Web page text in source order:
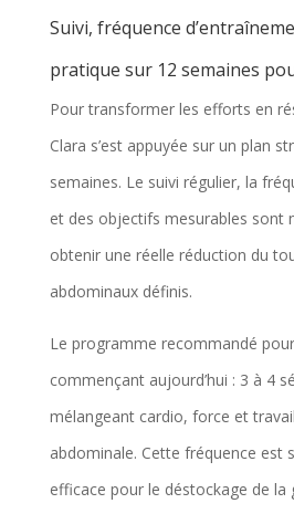
o
d
é
r
é
.
Suivi, fréquence
pratique sur 12 semaines
Pour transformer les efforts en
Clara s’est appuyée sur un plan
semaines. Le suivi régulier, la
et des objectifs mesurables sont
obtenir une réelle réduction du
abdominaux définis.
Le programme recommandé
commençant aujourd’hui : 3 à 4
mélangeant cardio, force et
abdominale. Cette fréquence est
efficace pour le déstockage de la